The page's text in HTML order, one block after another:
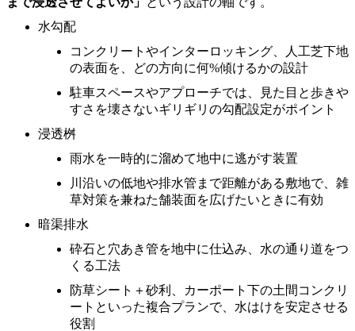
水勾配
コンクリートやインターロッキング、人工芝下地
の表面を、どの方向に何%傾けるかの設計
駐車スペースやアプローチでは、見た目と歩きや
すさを壊さないギリギリの勾配設定がポイント
浸透桝
雨水を一時的に溜めて地中に逃がす装置
川沿いの低地や排水管まで距離がある敷地で、雑
草対策を兼ねた舗装面を広げたいときに有効
暗渠排水
砕石と穴あき管を地中に仕込み、水の通り道をつ
くる工法
防草シート＋砂利、カーポート下の土間コンクリ
ートといった複合プランで、水はけを安定させる
役割